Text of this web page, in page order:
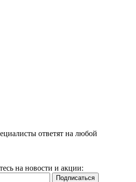
ответят на любой
на новости и акции: